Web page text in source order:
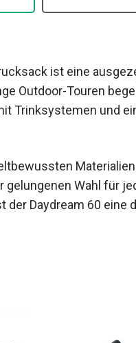
ist eine
Outdoor-Touren
Wahl für